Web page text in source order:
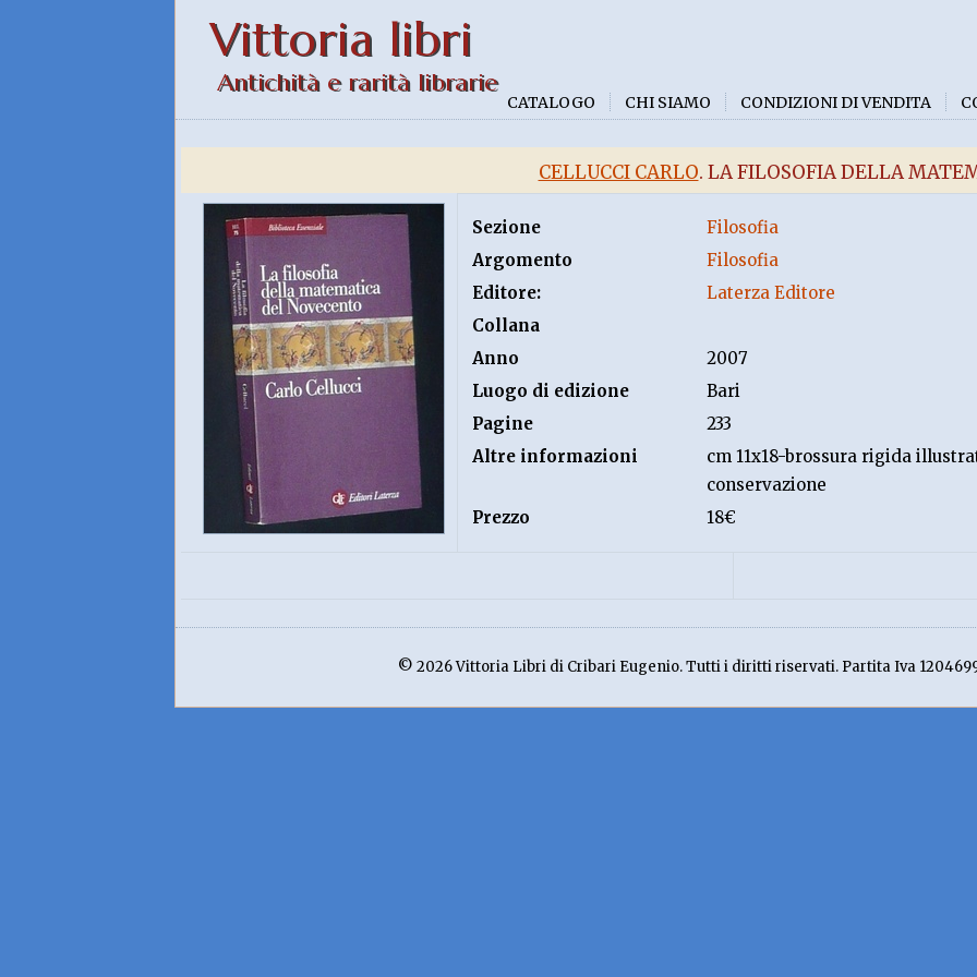
Vittoria libri
Antichità e rarità librarie
CATALOGO CHI SIAMO CONDIZIONI DI VENDITA
CELLUCCI CARLO. LA FILOSOFIA DELLA
Sezione
Filosofia
Argomento
Filosofia
Editore:
Laterza Editore
Collana
Anno
2007
Luogo di edizione
Bari
Pagine
233
Altre informazioni
cm 11x18-brossura rigida
conservazione
Prezzo
18€
© 2026 Vittoria Libri di Cribari Eugenio. Tutti i diritti riservati. Partita Iva